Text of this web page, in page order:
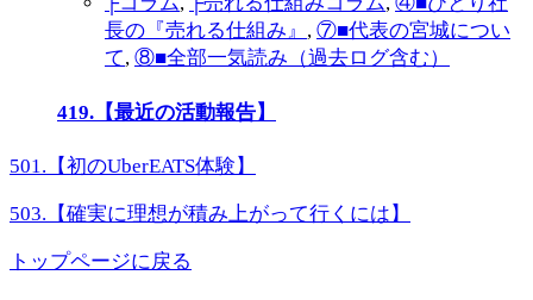
長の『売れる仕組み』 , ⑦■代表の宮城につい
て, ⑧■全部一気読み（過去ログ含む）
419.【最近の活動報告】
501.【初のUberEATS体験】
503.【確実に理想が積み上がって行くには】
トップページに戻る